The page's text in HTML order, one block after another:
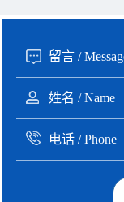
135xxxx6654 张